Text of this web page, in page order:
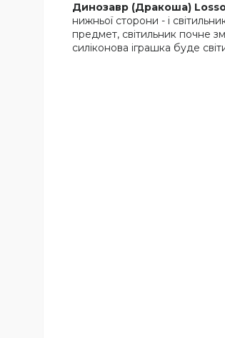
Динозавр (Дракоша)
нижньої сторони - і
предмет, світильник почне
силіконова іграшка буде